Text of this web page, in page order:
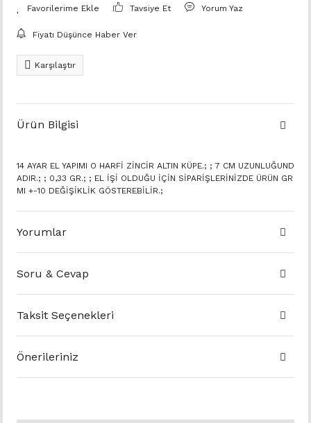
Tavsiye Et Yorum Yaz
Fiyatı Düşünce Haber Ver
Karşılaştır
Ürün Bilgisi
14 AYAR EL YAPIMI O HARFİ ZİNCİR ALTIN KÜPE.; ; 7 CM UZUNLUĞUND
ADIR.; ; 0,33 GR.; ; EL İŞİ OLDUĞU İÇİN SİPARİŞLERİNİZDE ÜRÜN GR
MI +-10 DEĞİŞİKLİK GÖSTEREBİLİR.;
Yorumlar
Soru & Cevap
Taksit Seçenekleri
Önerileriniz